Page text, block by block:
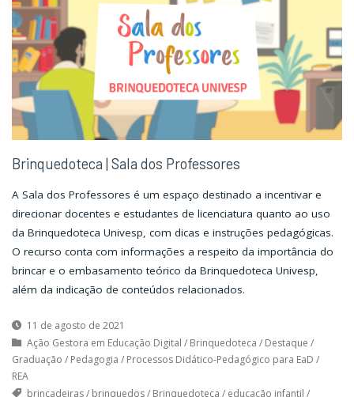
Brinquedoteca | Sala dos Professores
A Sala dos Professores é um espaço destinado a incentivar e
direcionar docentes e estudantes de licenciatura quanto ao uso
da Brinquedoteca Univesp, com dicas e instruções pedagógicas.
O recurso conta com informações a respeito da importância do
brincar e o embasamento teórico da Brinquedoteca Univesp,
além da indicação de conteúdos relacionados.
11 de agosto de 2021
Ação Gestora em Educação Digital / Brinquedoteca / Destaque /
Graduação / Pedagogia / Processos Didático-Pedagógico para EaD /
REA
brincadeiras/ brinquedos/ Brinquedoteca / educação infantil /